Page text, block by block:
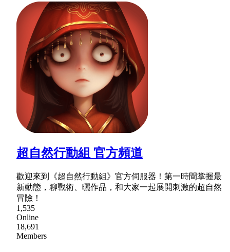
超自然行動組 官方頻道
歡迎來到《超自然行動組》官方伺服器！第一時間掌握最
新動態，聊戰術、曬作品，和大家一起展開刺激的超自然
冒險！
1,535
Online
18,691
Members